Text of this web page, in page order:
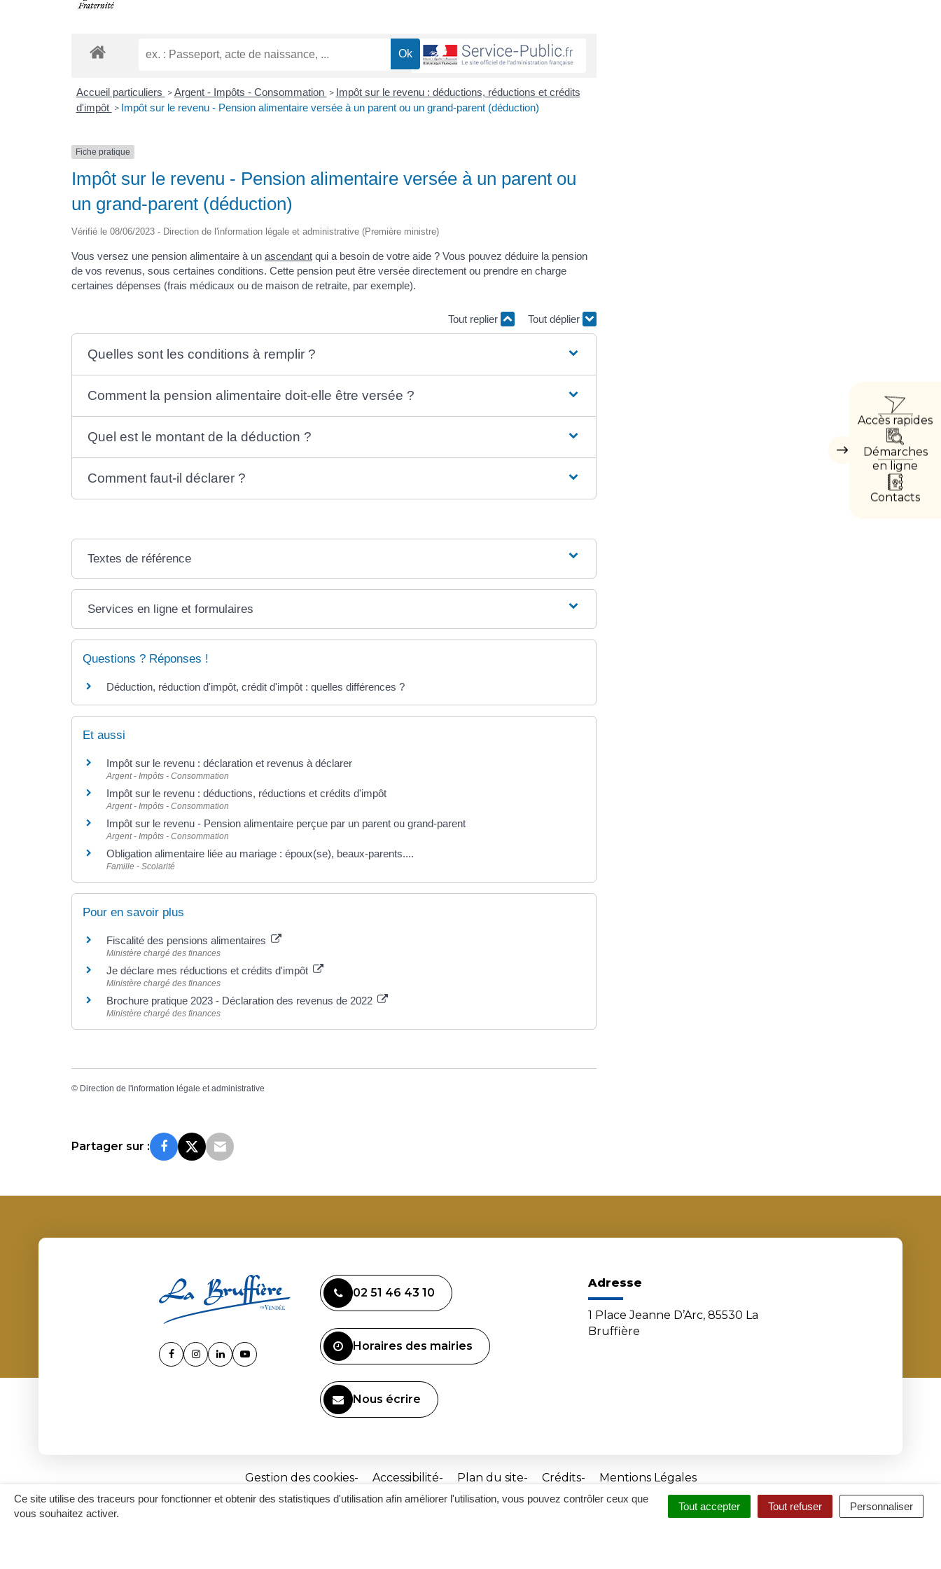
Ce site utilise des traceurs pour fonctionner et obtenir des statistiques d'utilisation afin améliorer l'utilisation, vous pouvez contrôler ceux que
vous souhaitez activer.
Tout accepter Tout refuser Personnaliser
Masquer
Accès rapides
Démarches
en ligne
Contacts
Accueil particuliers > Argent - Impôts - Consommation > Impôt sur le revenu : déductions, réductions et crédits
d'impôt > Impôt sur le revenu - Pension alimentaire versée à un parent ou un grand-parent (déduction)
Fiche pratique
Impôt sur le revenu - Pension alimentaire versée à un parent ou
un grand-parent (déduction)
Vérifié le 08/06/2023 - Direction de l'information légale et administrative (Première ministre)
Vous versez une pension alimentaire à un ascendant qui a besoin de votre aide ? Vous pouvez déduire la pension
de vos revenus, sous certaines conditions. Cette pension peut être versée directement ou prendre en charge
certaines dépenses (frais médicaux ou de maison de retraite, par exemple).
Tout replier Tout déplier
Quelles sont les conditions à remplir ?
Comment la pension alimentaire doit-elle être versée ?
Quel est le montant de la déduction ?
Comment faut-il déclarer ?
Textes de référence
Services en ligne et formulaires
Questions ? Réponses !
Déduction, réduction d'impôt, crédit d'impôt : quelles différences ?
Et aussi
Impôt sur le revenu : déclaration et revenus à déclarer
Argent - Impôts - Consommation
Impôt sur le revenu : déductions, réductions et crédits d'impôt
Argent - Impôts - Consommation
Impôt sur le revenu - Pension alimentaire perçue par un parent ou grand-parent
Argent - Impôts - Consommation
Obligation alimentaire liée au mariage : époux(se), beaux-parents....
Famille - Scolarité
Pour en savoir plus
Fiscalité des pensions alimentaires
Ministère chargé des finances
Je déclare mes réductions et crédits d'impôt
Ministère chargé des finances
Brochure pratique 2023 - Déclaration des revenus de 2022
Ministère chargé des finances
© Direction de l'information légale et administrative
Partager sur :
Lien Lien Lien Lien
02 51 46 43 10
Horaires des mairies
Nous écrire
Adresse
1 Place Jeanne D’Arc, 85530 La
Bruffière
Gestion des cookies Accessibilité Plan du site Crédits Mentions Légales